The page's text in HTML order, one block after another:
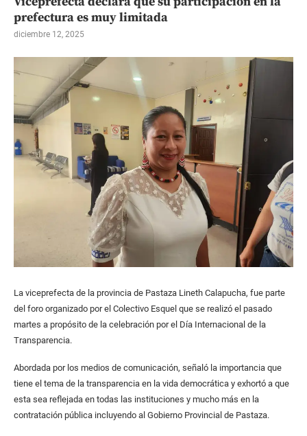
prefectura es muy limitada
diciembre 12, 2025
La viceprefecta de la provincia de Pastaza Lineth Calapucha, fue parte
del foro organizado por el Colectivo Esquel que se realizó el pasado
martes a propósito de la celebración por el Día Internacional de la
Transparencia.
Abordada por los medios de comunicación, señaló la importancia que
tiene el tema de la transparencia en la vida democrática y exhortó a que
esta sea reflejada en todas las instituciones y mucho más en la
contratación pública incluyendo al Gobierno Provincial de Pastaza.